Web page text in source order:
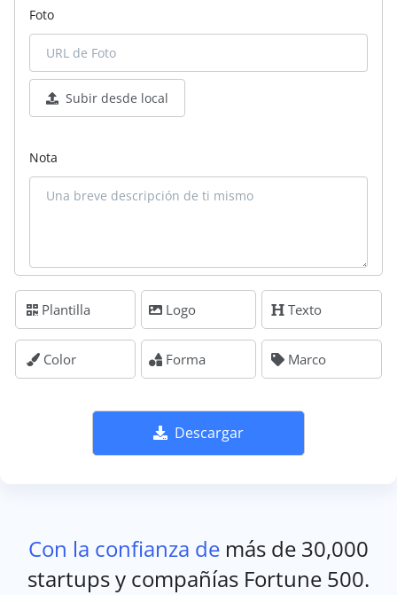
Foto
Subir desde local
Nota
Plantilla Logo Texto
Color Forma Marco
Descargar
Con la confianza de más de 30,000
startups y compañías Fortune 500.